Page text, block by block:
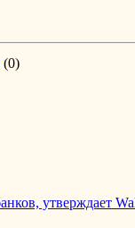
(0)
утверждает